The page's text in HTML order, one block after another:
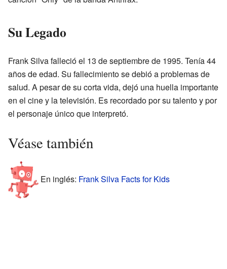
Su Legado
Frank Silva falleció el 13 de septiembre de 1995. Tenía 44
años de edad. Su fallecimiento se debió a problemas de
salud. A pesar de su corta vida, dejó una huella importante
en el cine y la televisión. Es recordado por su talento y por
el personaje único que interpretó.
Véase también
En inglés: Frank Silva Facts for Kids